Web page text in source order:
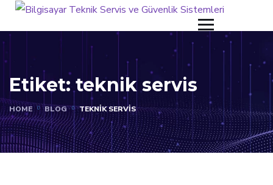
Etiket:teknik servis
HOME BLOG TEKNIK SERVIS